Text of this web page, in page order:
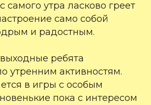
самого утра ласково греет
само собой
и радостным.
ребята
утренним активностям.
в игры с особым
пока с интересом